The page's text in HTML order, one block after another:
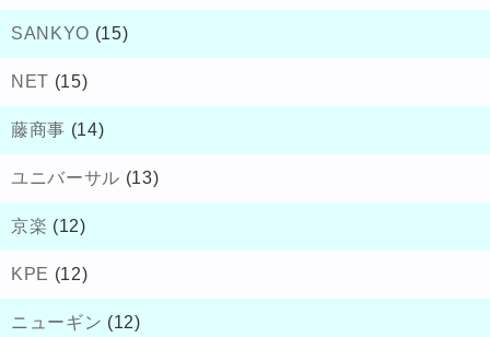
SANKYO (15)
NET (15)
藤商事 (14)
ユニバーサル (13)
京楽 (12)
KPE (12)
ニューギン (12)